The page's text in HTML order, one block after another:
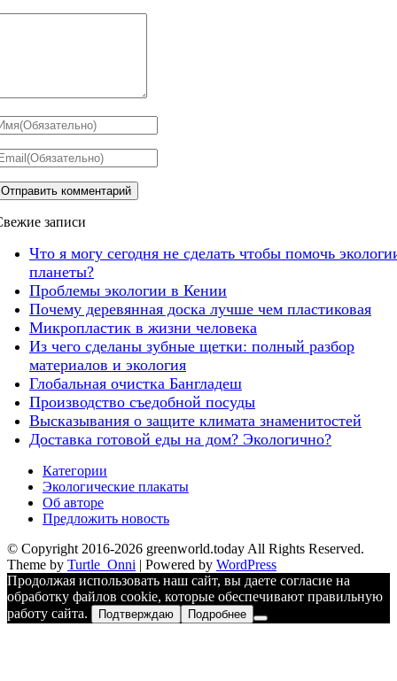
записи
Что я могу сегодня не сделать чтобы помочь
планеты?
Проблемы экологии в Кении
Почему деревянная доска лучше чем пластиковая
Микропластик в жизни человека
Из чего сделаны зубные щетки: полный разбор
материалов и экология
Глобальная очистка Бангладеш
Производство съедобной посуды
Высказывания о защите климата знаменитостей
Доставка готовой еды на дом? Экологично?
Категории
Экологические плакаты
Об авторе
Предложить новость
© Copyright 2016-2026 greenworld.today All Rights Reserved.
Theme by Turtle_Onni | Powered by WordPress
Продолжая использовать наш сайт, вы даете согласие на
обработку файлов cookie, которые обеспечивают правильную
работу сайта.
Подтверждаю Подробнее